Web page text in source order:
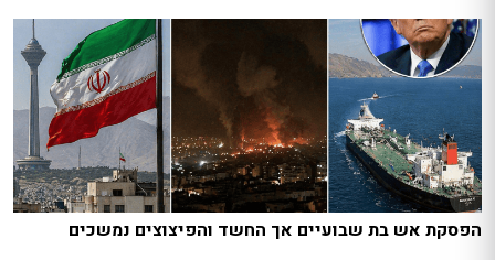
הפסקת אש בת שבועיים אך החשד והפיצוצים נמשכים